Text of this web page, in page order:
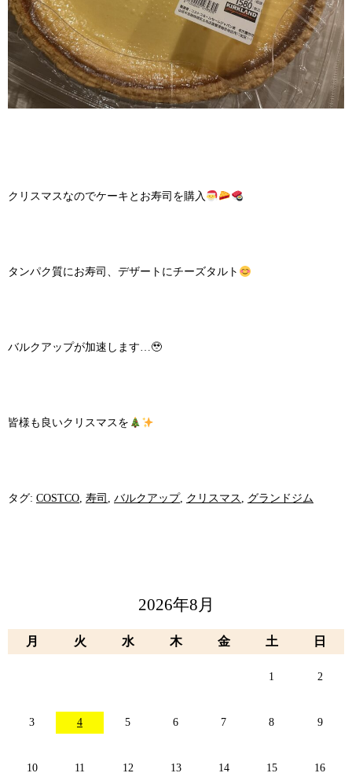
クリスマスなのでケーキとお寿司を購入
タンパク質にお寿司、デザートにチーズタルト
バルクアップが加速します…🥹
皆様も良いクリスマスを
タグ: COSTCO, 寿司 , バルクアップ, クリスマス , グランドジム
2026年8月
月 火 水 木 金 土 日
1 2
3 4 5 6 7 8 9
10 11 12 13 14 15 16